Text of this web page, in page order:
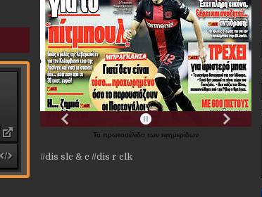
Τα πρωτοσέλιδα των εφημερίδων
//dis slc & c //dis r clk